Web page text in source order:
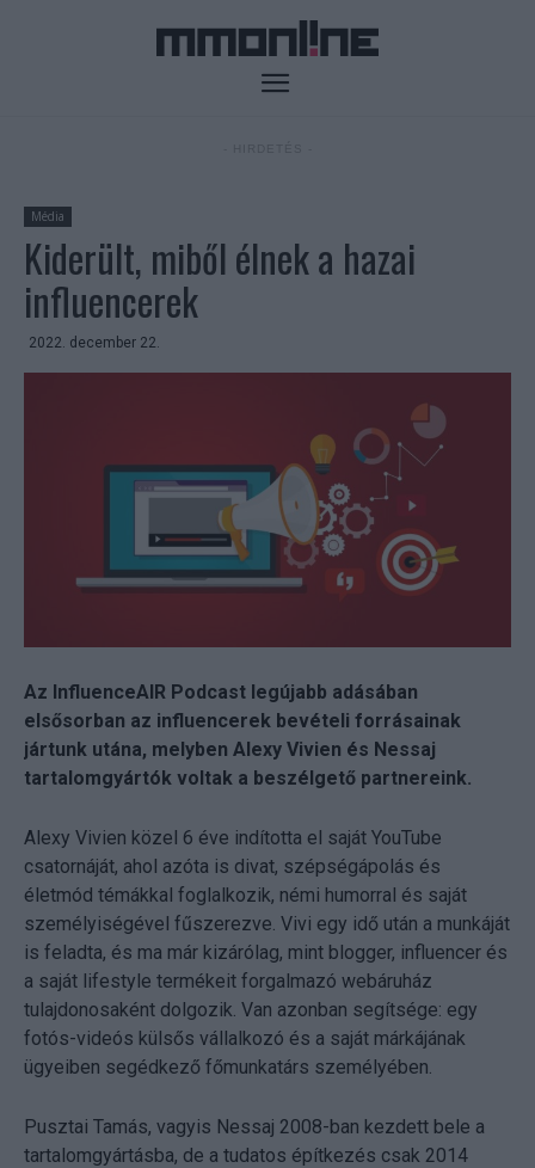
Média
Kiderült, miből élnek a hazai
influencerek
2022. december 22.
Az InfluenceAIR Podcast legújabb adásában
elsősorban az influencerek bevételi forrásainak
jártunk utána, melyben Alexy Vivien és Nessaj
tartalomgyártók voltak a beszélgető partnereink.
Alexy Vivien közel 6 éve indította el saját YouTube
csatornáját, ahol azóta is divat, szépségápolás és
életmód témákkal foglalkozik, némi humorral és saját
személyiségével fűszerezve. Vivi egy idő után a munkáját
is feladta, és ma már kizárólag, mint blogger, influencer és
a saját lifestyle termékeit forgalmazó webáruház
tulajdonosaként dolgozik. Van azonban segítsége: egy
fotós-videós külsős vállalkozó és a saját márkájának
ügyeiben segédkező főmunkatárs személyében.
Pusztai Tamás, vagyis Nessaj 2008-ban kezdett bele a
tartalomgyártásba, de a tudatos építkezés csak 2014